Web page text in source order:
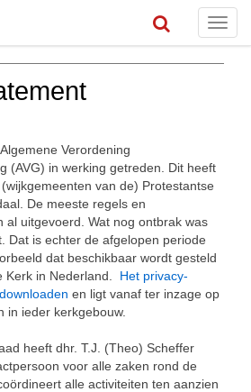
Verordening
(AVG) in werking getreden. Dit heeft
van de) Protestantse
De meeste regels en
al uitgevoerd. Wat nog ontbrak was
Dat is echter de afgelopen periode
dat beschikbaar wordt gesteld
Kerk in Nederland. Het privacy-
en ligt vanaf ter inzage op
in ieder kerkgebouw.
heeft dhr. T.J. (Theo) Scheffer
voor alle zaken rond de
alle activiteiten ten aanzien